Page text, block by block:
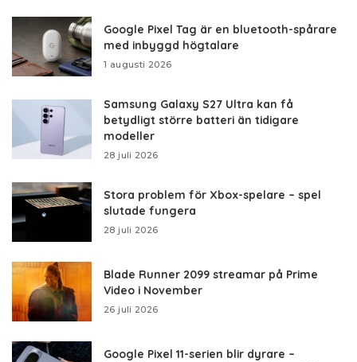
Google Pixel Tag är en bluetooth-spårare
med inbyggd högtalare
1 augusti 2026
Samsung Galaxy S27 Ultra kan få
betydligt större batteri än tidigare
modeller
28 juli 2026
Stora problem för Xbox-spelare – spel
slutade fungera
28 juli 2026
Blade Runner 2099 streamar på Prime
Video i November
26 juli 2026
Google Pixel 11-serien blir dyrare –